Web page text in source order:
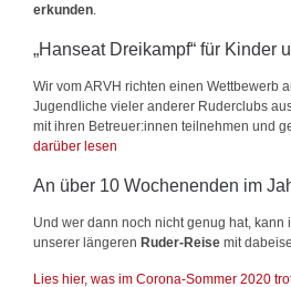
erkunden
„Hanseat Dreikampf“ für Kinder
Wir vomARVH richten einen Wettbewerb
Jugendliche vieler anderer Ruderclubs
mit ihren Betreuer:innen teilnehmen und
darüber lesen
An über 10 Wochenenden im
Und wer dann noch nicht genug hat, kann
unserer längeren Ruder-Reise mit
Lies hier, was im Corona-Sommer 2020